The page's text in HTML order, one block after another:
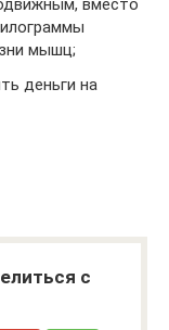
вместо
мышц;
деньги на
с